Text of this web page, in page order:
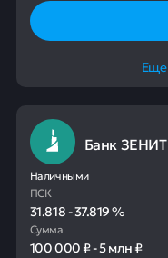
Еще
Банк ЗЕНИТ
Наличными
ПСК
31.818-37.819%
Сумма
100 000 ₽-5 млн ₽